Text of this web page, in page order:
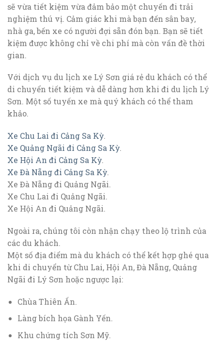
sẽ vừa tiết kiệm vừa đảm bảo một chuyến đi trải
nghiệm thú vị. Cảm giác khi mà bạn đến sân bay,
nhà ga, bến xe có người đợi sẵn đón bạn. Bạn sẽ tiết
kiệm được không chỉ về chi phí mà còn vấn đề thời
gian.
Với dịch vụ du lịch xe Lý Sơn giá rẻ du khách có thể
di chuyển tiết kiệm và dễ dàng hơn khi đi du lịch Lý
Sơn. Một số tuyến xe mà quý khách có thể tham
khảo.
Xe Chu Lai đi Cảng Sa Kỳ.
Xe Quảng Ngãi đi Cảng Sa Kỳ.
Xe Hội An đi Cảng Sa Kỳ.
Xe Đà Nẵng đi Cảng Sa Kỳ.
Xe Đà Nẵng đi Quảng Ngãi.
Xe Chu Lai đi Quảng Ngãi.
Xe Hội An đi Quảng Ngãi.
Ngoài ra, chúng tôi còn nhận chạy theo lộ trình của
các du khách.
Một số địa điểm mà du khách có thể kết hợp ghé qua
khi di chuyển từ Chu Lai, Hội An, Đà Nẵng, Quảng
Ngãi đi Lý Sơn hoặc ngược lại:
Chùa Thiên Ấn.
Làng bích họa Gành Yến.
Khu chứng tích Sơn Mỹ.